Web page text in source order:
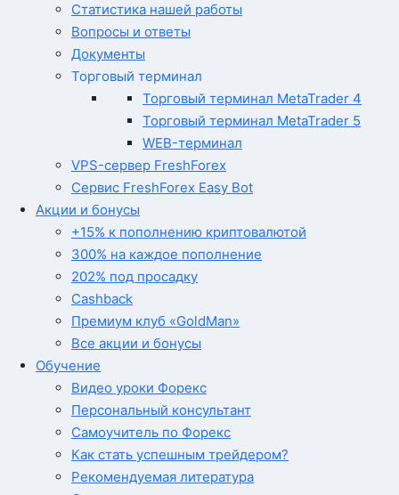
Статистика нашей работы
Вопросы и ответы
Документы
Торговый терминал
Торговый терминал MetaTrader 4
Торговый терминал MetaTrader 5
WEB-терминал
VPS-сервер FreshForex
Сервис FreshForex Easy Bot
Акции и бонусы
+15% к пополнению криптовалютой
300% на каждое пополнение
202% под просадку
Cashback
Премиум клуб «GoldMan»
Все акции и бонусы
Обучение
Видео уроки Форекс
Персональный консультант
Самоучитель по Форекс
Как стать успешным трейдером?
Рекомендуемая литература